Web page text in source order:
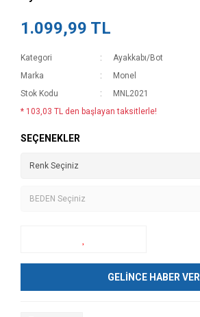
1.099,99 TL
Kategori
Ayakkabı/Bot
Marka
Monel
Stok Kodu
MNL2021
* 103,03 TL den başlayan taksitlerle!
SEÇENEKLER
GELİNCE HABER VER